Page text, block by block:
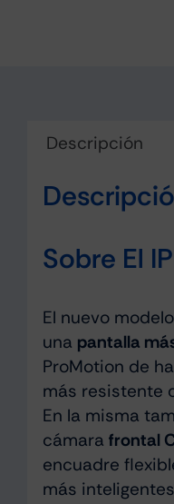
Descripción
Sobre El
El nuevo
una pantalla
ProMotion de
más resistente
En la misma
cámara frontal
encuadre
más